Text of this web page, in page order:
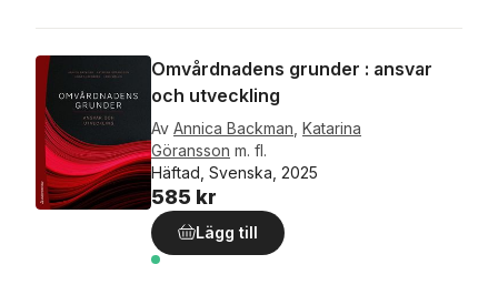
Omvårdnadens grunder : ansvar
och utveckling
Av Annica Backman Katarina
Göransson m. fl.
Häftad, Svenska, 2025
585 kr
Lägg till